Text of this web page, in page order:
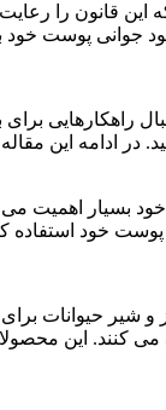
از پوستی که این قانون
جوانی پوست خود
راهکارهایی برای
ادامه این
بسیار اهمیت
خود استفاده
و شیر حیوانات
می کنند. این